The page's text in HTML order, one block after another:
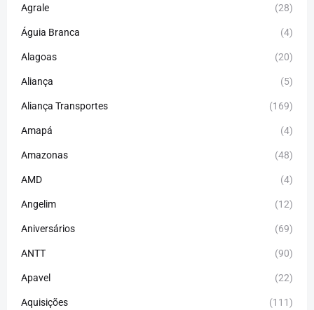
Agrale (28)
Águia Branca (4)
Alagoas (20)
Aliança (5)
Aliança Transportes (169)
Amapá (4)
Amazonas (48)
AMD (4)
Angelim (12)
Aniversários (69)
ANTT (90)
Apavel (22)
Aquisições (111)